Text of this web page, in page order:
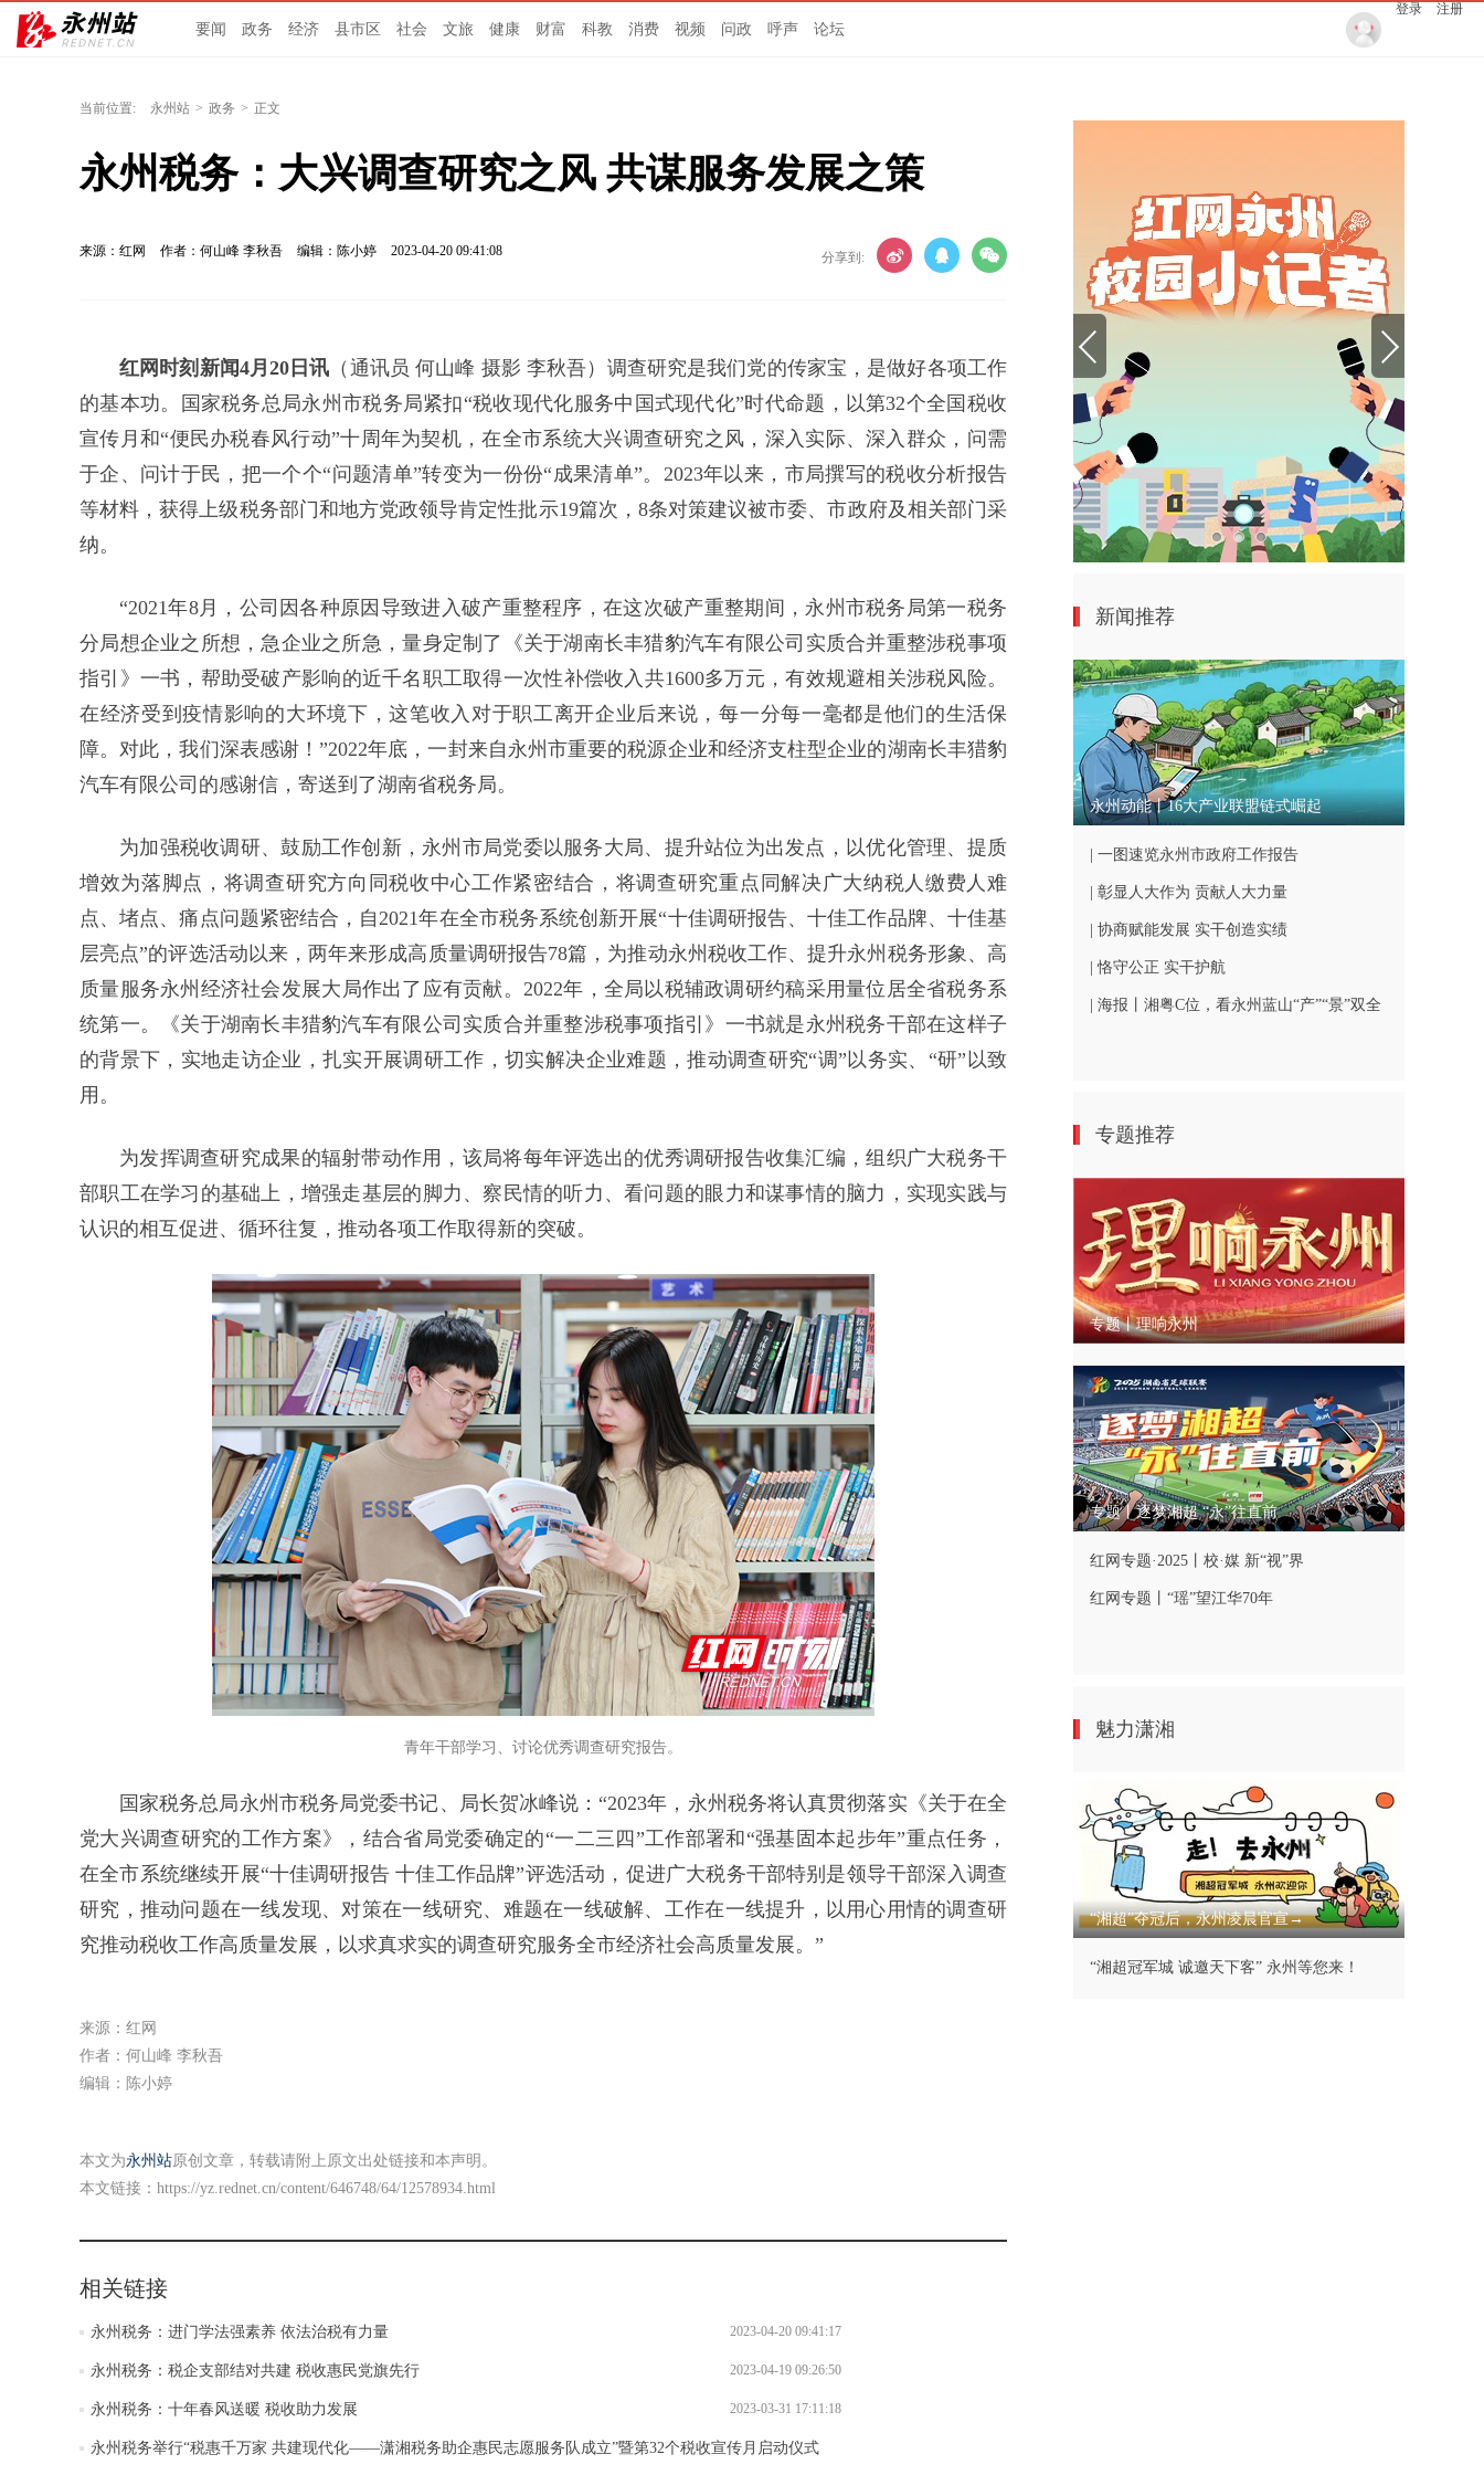
要闻 政务 经济 县市区 社会 文旅 健康 财富 科教 消费 视频 问政 呼声 论坛
登录 注册
当前位置: 永州站 > 政务 > 正文
永州税务：大兴调查研究之风 共谋服务发展之策
来源：红网 作者：何山峰 李秋吾 编辑：陈小婷 2023-04-20 09:41:08 分享到:
红网时刻新闻4月20日讯 （通讯员 何山峰 摄影 李秋吾）调查研究是我们党的传家宝，是做好各项工作
的基本功。国家税务总局永州市税务局紧扣“税收现代化服务中国式现代化”时代命题，以第32个全国税收
宣传月和“便民办税春风行动”十周年为契机，在全市系统大兴调查研究之风，深入实际、深入群众，问需
于企、问计于民，把一个个“问题清单”转变为一份份“成果清单”。2023年以来，市局撰写的税收分析报告
等材料，获得上级税务部门和地方党政领导肯定性批示19篇次，8条对策建议被市委、市政府及相关部门采
纳。
“2021年8月，公司因各种原因导致进入破产重整程序，在这次破产重整期间，永州市税务局第一税务
分局想企业之所想，急企业之所急，量身定制了《关于湖南长丰猎豹汽车有限公司实质合并重整涉税事项
指引》一书，帮助受破产影响的近千名职工取得一次性补偿收入共1600多万元，有效规避相关涉税风险。
在经济受到疫情影响的大环境下，这笔收入对于职工离开企业后来说，每一分每一毫都是他们的生活保
障。对此，我们深表感谢！”2022年底，一封来自永州市重要的税源企业和经济支柱型企业的湖南长丰猎豹
汽车有限公司的感谢信，寄送到了湖南省税务局。
为加强税收调研、鼓励工作创新，永州市局党委以服务大局、提升站位为出发点，以优化管理、提质
增效为落脚点，将调查研究方向同税收中心工作紧密结合，将调查研究重点同解决广大纳税人缴费人难
点、堵点、痛点问题紧密结合，自2021年在全市税务系统创新开展“十佳调研报告、十佳工作品牌、十佳基
层亮点”的评选活动以来，两年来形成高质量调研报告78篇，为推动永州税收工作、提升永州税务形象、高
质量服务永州经济社会发展大局作出了应有贡献。2022年，全局以税辅政调研约稿采用量位居全省税务系
统第一。《关于湖南长丰猎豹汽车有限公司实质合并重整涉税事项指引》一书就是永州税务干部在这样子
的背景下，实地走访企业，扎实开展调研工作，切实解决企业难题，推动调查研究“调”以务实、“研”以致
用。
为发挥调查研究成果的辐射带动作用，该局将每年评选出的优秀调研报告收集汇编，组织广大税务干
部职工在学习的基础上，增强走基层的脚力、察民情的听力、看问题的眼力和谋事情的脑力，实现实践与
认识的相互促进、循环往复，推动各项工作取得新的突破。
青年干部学习、讨论优秀调查研究报告。
国家税务总局永州市税务局党委书记、局长贺冰峰说：“2023年，永州税务将认真贯彻落实《关于在全
党大兴调查研究的工作方案》，结合省局党委确定的“一二三四”工作部署和“强基固本起步年”重点任务，
在全市系统继续开展“十佳调研报告 十佳工作品牌”评选活动，促进广大税务干部特别是领导干部深入调查
研究，推动问题在一线发现、对策在一线研究、难题在一线破解、工作在一线提升，以用心用情的调查研
究推动税收工作高质量发展，以求真求实的调查研究服务全市经济社会高质量发展。”
来源：红网
作者：何山峰 李秋吾
编辑：陈小婷
本文为永州站原创文章，转载请附上原文出处链接和本声明。
本文链接： https://yz.rednet.cn/content/646748/64/12578934.html
相关链接
永州税务：进门学法强素养 依法治税有力量 2023-04-20 09:41:17
永州税务：税企支部结对共建 税收惠民党旗先行 2023-04-19 09:26:50
永州税务：十年春风送暖 税收助力发展 2023-03-31 17:11:18
永州税务举行“税惠千万家 共建现代化——潇湘税务助企惠民志愿服务队成立”暨第32个税收宣传月启动仪式
新闻推荐
永州动能丨16大产业联盟链式崛起
| 一图速览永州市政府工作报告
| 彰显人大作为 贡献人大力量
| 协商赋能发展 实干创造实绩
| 恪守公正 实干护航
| 海报丨湘粤C位，看永州蓝山“产”“景”双全
专题推荐
专题丨理响永州
专题丨逐梦湘超 “永”往直前
红网专题·2025丨校·媒 新“视”界
红网专题丨“瑶”望江华70年
魅力潇湘
“湘超”夺冠后，永州凌晨官宣→
“湘超冠军城 诚邀天下客” 永州等您来！